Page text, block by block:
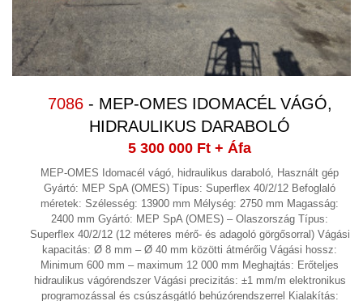
7086- MEP-OMES IDOMACÉL VÁGÓ,
HIDRAULIKUS DARABOLÓ
5 300 000 Ft + Áfa
MEP-OMES Idomacél vágó, hidraulikus daraboló, Használt gép
Gyártó: MEP SpA (OMES) Típus: Superflex 40/2/12 Befoglaló
méretek: Szélesség: 13900 mm Mélység: 2750 mm Magasság:
2400 mm Gyártó: MEP SpA (OMES) – Olaszország Típus:
Superflex 40/2/12 (12 méteres mérő- és adagoló görgősorral) Vágási
kapacitás: Ø 8 mm – Ø 40 mm közötti átmérőig Vágási hossz:
Minimum 600 mm – maximum 12 000 mm Meghajtás: Erőteljes
hidraulikus vágórendszer Vágási precizitás: ±1 mm/m elektronikus
programozással és csúszásgátló behúzórendszerrel Kialakítás: